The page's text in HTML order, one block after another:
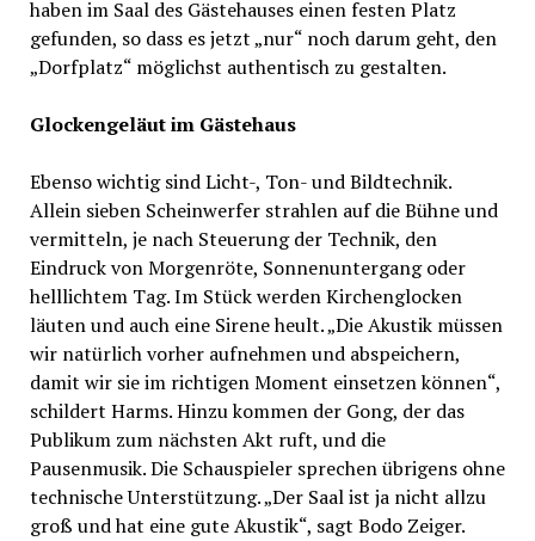
haben im Saal des Gästehauses einen festen Platz
gefunden, so dass es jetzt „nur“ noch darum geht, den
„Dorfplatz“ möglichst authentisch zu gestalten.
Glockengeläut im Gästehaus
Ebenso wichtig sind Licht-, Ton- und Bildtechnik.
Allein sieben Scheinwerfer strahlen auf die Bühne und
vermitteln, je nach Steuerung der Technik, den
Eindruck von Morgenröte, Sonnenuntergang oder
helllichtem Tag. Im Stück werden Kirchenglocken
läuten und auch eine Sirene heult. „Die Akustik müssen
wir natürlich vorher aufnehmen und abspeichern,
damit wir sie im richtigen Moment einsetzen können“,
schildert Harms. Hinzu kommen der Gong, der das
Publikum zum nächsten Akt ruft, und die
Pausenmusik. Die Schauspieler sprechen übrigens ohne
technische Unterstützung. „Der Saal ist ja nicht allzu
groß und hat eine gute Akustik“, sagt Bodo Zeiger.